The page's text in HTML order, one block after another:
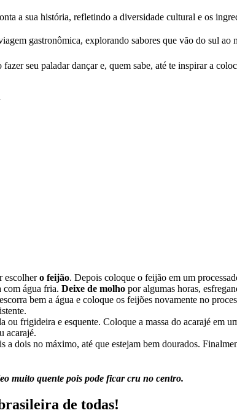
a sua história, refletindo a diversidade cultural e os
gastronômica, explorando sabores que vão do sul ao
seu paladar dançar e, quem sabe, até te inspirar a
escolhero feijão. Depois coloque o feijão em um
com água fria. Deixe de molho por algumas horas,
bem a água e coloque os feijões novamente no
ou frigideira e esquente. Coloque a massa do acarajé em
acarajé.
a dois no máximo, até que estejam bem dourados.
muito quente pois pode ficar cru no centro.
de todas!